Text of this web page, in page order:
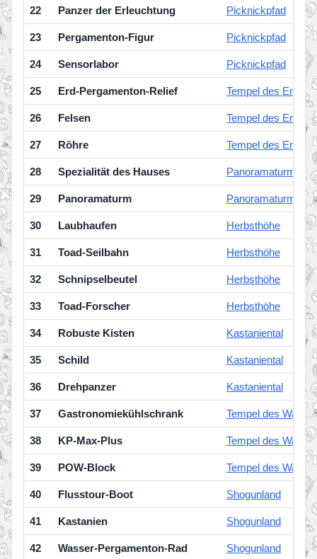
22 Panzer der Erleuchtung Picknickpfad
23 Pergamenton-Figur Picknickpfad
24 Sensorlabor Picknickpfad
25 Erd-Pergamenton-Relief Tempel des Erd-
26 Felsen Tempel des Erd-
27 Röhre Tempel des Erd-
28 Spezialität des Hauses Panoramaturm
29 Panoramaturm Panoramaturm
30 Laubhaufen Herbsthöhe
31 Toad-Seilbahn Herbsthöhe
32 Schnipselbeutel Herbsthöhe
33 Toad-Forscher Herbsthöhe
34 Robuste Kisten Kastaniental
35 Schild Kastaniental
36 Drehpanzer Kastaniental
37 Gastronomiekühlschrank Tempel des
38 KP-Max-Plus Tempel des
39 POW-Block Tempel des
40 Flusstour-Boot Shogunland
41 Kastanien Shogunland
42 Wasser-Pergamenton-Rad Shogunland